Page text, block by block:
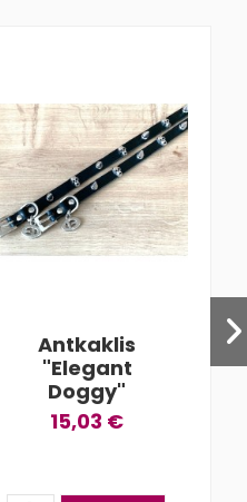
Antkaklis
"Elegant
Doggy"
15,03 €